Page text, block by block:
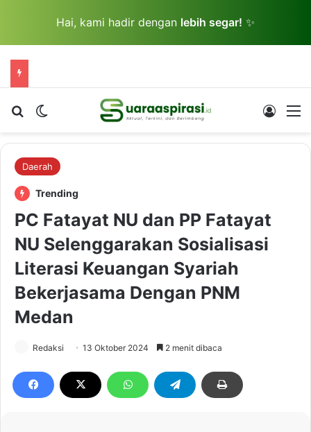
Hai, kami hadir dengan lebih segar! ✨
Cari berita...Switch skin Log In
Daerah
Trending
PC Fatayat NU dan PP Fatayat
NU Selenggarakan Sosialisasi
Literasi Keuangan Syariah
Bekerjasama Dengan PNM
Medan
Redaksi 13 Oktober 2024 2 menit dibaca